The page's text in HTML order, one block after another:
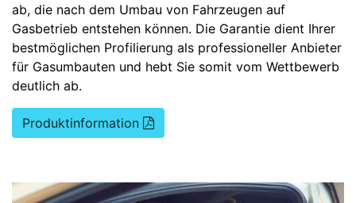
ab, die nach dem Umbau von Fahrzeugen auf
Gasbetrieb entstehen können. Die Garantie dient Ihrer
bestmöglichen Profilierung als professioneller Anbieter
für Gasumbauten und hebt Sie somit vom Wettbewerb
deutlich ab.
Produktinformation